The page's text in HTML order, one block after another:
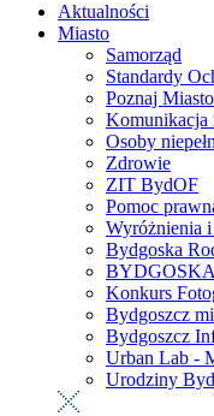
Aktualności
Miasto
Samorząd
Standardy
Poznaj Miasto
Komunikacja
Osoby
Zdrowie
ZIT BydOF
Pomoc
Wyróżnienia
Bydgoska
Konkurs
Bydgoszcz
Bydgoszcz
Urban Lab -
Urodziny